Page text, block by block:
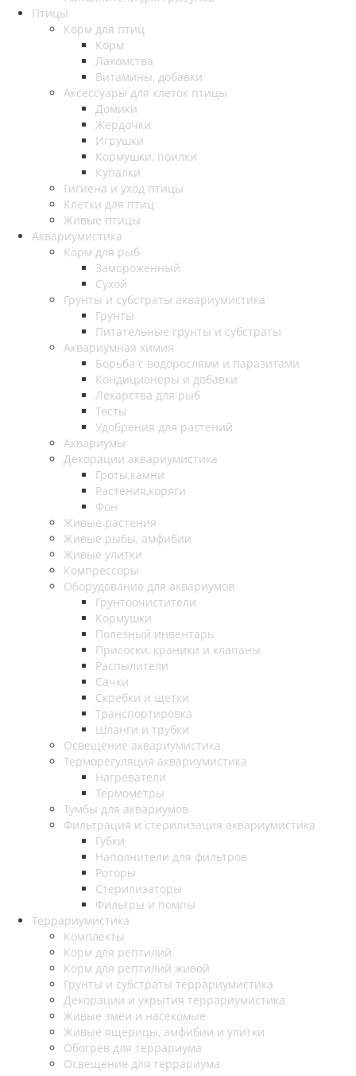
Птицы
Корм для птиц
Корм
Лакомства
Витамины, добавки
Аксессуары для клеток птицы
Домики
Жердочки
Игрушки
Кормушки, поилки
Купалки
Гигиена и уход птицы
Клетки для птиц
Живые птицы
Аквариумистика
Корм для рыб
Замороженный
Сухой
Грунты и субстраты аквариумистика
Грунты
Питательные грунты и субстраты
Аквариумная химия
Борьба с водорослями и паразитами
Кондиционеры и добавки
Лекарства для рыб
Тесты
Удобрения для растений
Аквариумы
Декорации аквариумистика
Гроты,камни
Растения,коряги
Фон
Живые растения
Живые рыбы, амфибии
Живые улитки
Компрессоры
Оборудование для аквариумов
Грунтоочистители
Кормушки
Полезный инвентарь
Присоски, краники и клапаны
Распылители
Сачки
Скребки и щетки
Транспортировка
Шланги и трубки
Освещение аквариумистика
Терморегуляция аквариумистика
Нагреватели
Термометры
Тумбы для аквариумов
Фильтрация и стерилизация аквариумистика
Губки
Наполнители для фильтров
Роторы
Стерилизаторы
Фильтры и помпы
Террариумистика
Комплекты
Корм для рептилий
Корм для рептилий живой
Грунты и субстраты террариумистика
Декорации и укрытия террариумистика
Живые змеи и насекомые
Живые ящерицы, амфибии и улитки
Обогрев для террариума
Освещение для террариума